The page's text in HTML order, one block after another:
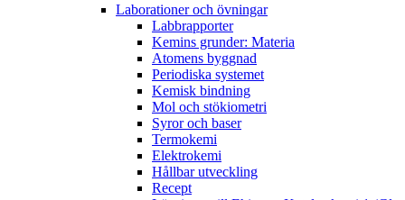
Laborationer och övningar
Labbrapporter
Kemins grunder: Materia
Atomens byggnad
Periodiska systemet
Kemisk bindning
Mol och stökiometri
Syror och baser
Termokemi
Elektrokemi
Hållbar utveckling
Recept